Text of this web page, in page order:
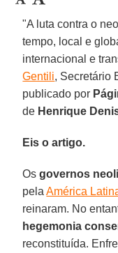
"A luta contra o
tempo, local e
internacional e
Gentili, Secretário
publicado por
de Henrique
Eis o artigo.
Osgovernos
pelaAmérica
reinaram. No
hegemonia
reconstituída.